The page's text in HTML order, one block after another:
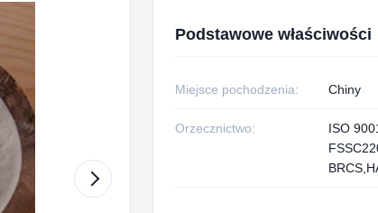
Podstawowe właściwości
Miejsce pochodzenia: Chiny
Orzecznictwo:
ISO